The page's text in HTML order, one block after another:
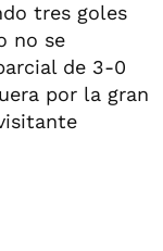
tres goles
no se
de 3-0
por la gran